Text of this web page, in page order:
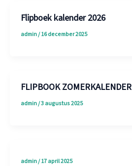
Flipboek kalender 2026
admin/16 december 2025
FLIPBOOK ZOMERKALENDER
admin/3 augustus 2025
admin/17 april 2025